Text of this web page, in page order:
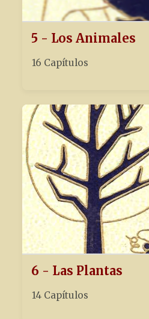
5 - Los Animales
16 Capítulos
6 - Las Plantas
14 Capítulos